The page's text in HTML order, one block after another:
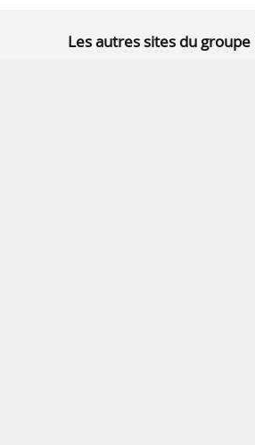
Les autres sites du groupe